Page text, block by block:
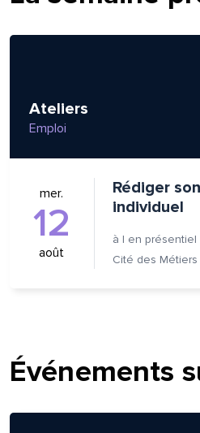
Ateliers
Emploi
mer.
12
août
Rédiger
individuel
à | en présentiel
Événements